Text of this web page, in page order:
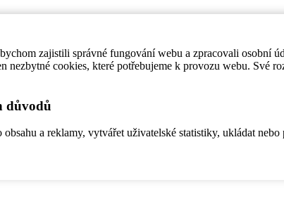
zajistili správné fungování webu a zpracovali osobní
nezbytné cookies, které potřebujeme k provozu webu. Své
důvodů
a reklamy, vytvářet uživatelské statistiky, ukládat